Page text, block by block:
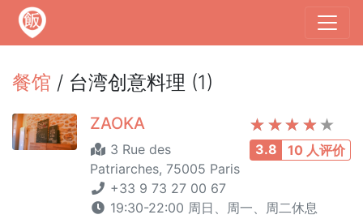
餐馆 / 台湾创意料理 (1)
3.8 10 人评价
ZAOKA
3 Rue des
Patriarches, 75005 Paris
+33 9 73 27 00 67
19:30-22:00 周日、周一、周二休息